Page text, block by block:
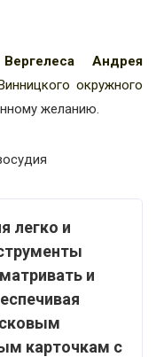
Вергелеса Андрея
окружного
желанию.
легко и
и
карточкам с